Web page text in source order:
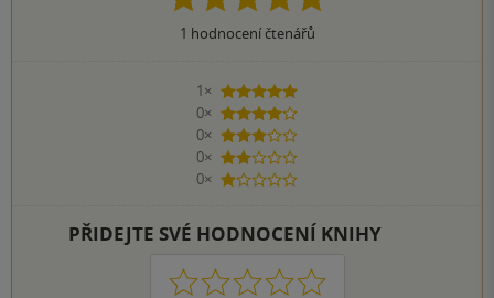
1 hodnocení čtenářů
1×
5 hvězdiček
0×
4 hvězdičky
0×
3 hvězdičky
0×
2 hvězdičky
0×
1 hvezdička
PŘIDEJTE SVÉ HODNOCENÍ KNIHY
1 2 3 4 5